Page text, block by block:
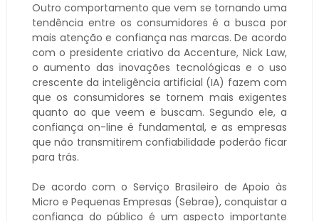
Outro comportamento que vem se tornando uma
tendência entre os consumidores é a busca por
mais atenção e confiança nas marcas. De acordo
com o presidente criativo da Accenture, Nick Law,
o aumento das inovações tecnológicas e o uso
crescente da inteligência artificial (IA) fazem com
que os consumidores se tornem mais exigentes
quanto ao que veem e buscam. Segundo ele, a
confiança on-line é fundamental, e as empresas
que não transmitirem confiabilidade poderão ficar
para trás.
De acordo com o Serviço Brasileiro de Apoio às
Micro e Pequenas Empresas (Sebrae), conquistar a
confiança do público é um aspecto importante